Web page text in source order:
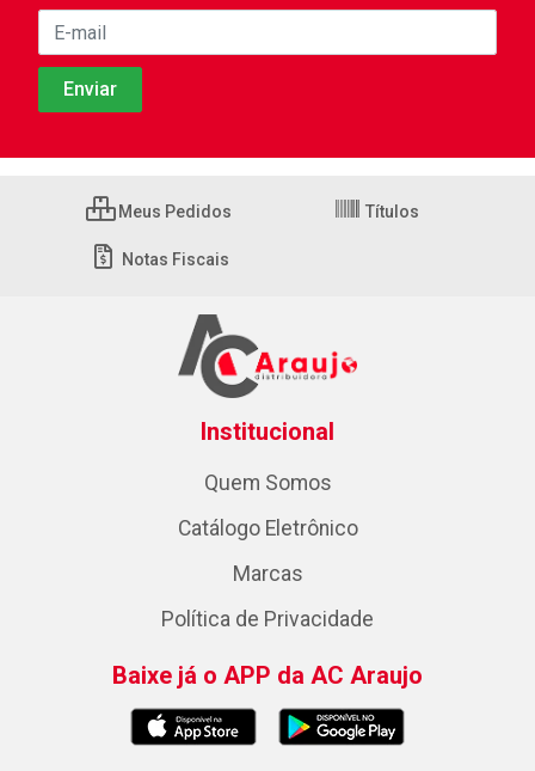
Meus Pedidos Títulos
Notas Fiscais
Institucional
Quem Somos
Catálogo Eletrônico
Marcas
Política de Privacidade
Baixe já o APP da AC Araujo